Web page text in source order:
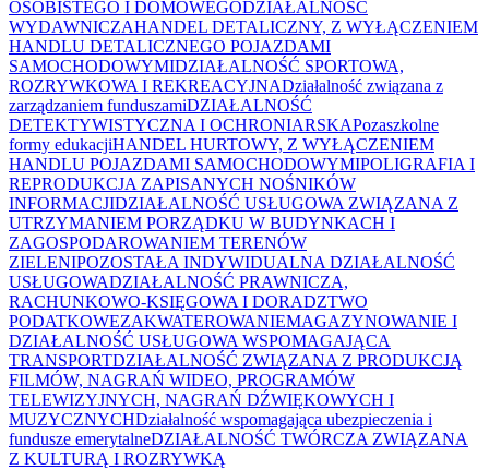
OSOBISTEGO I DOMOWEGODZIAŁALNOŚĆ
WYDAWNICZAHANDEL DETALICZNY, Z WYŁĄCZENIEM
HANDLU DETALICZNEGO POJAZDAMI
SAMOCHODOWYMIDZIAŁALNOŚĆ SPORTOWA,
ROZRYWKOWA I REKREACYJNADziałalność związana z
zarządzaniem funduszamiDZIAŁALNOŚĆ
DETEKTYWISTYCZNA I OCHRONIARSKAPozaszkolne
formy edukacjiHANDEL HURTOWY, Z WYŁĄCZENIEM
HANDLU POJAZDAMI SAMOCHODOWYMIPOLIGRAFIA I
REPRODUKCJA ZAPISANYCH NOŚNIKÓW
INFORMACJIDZIAŁALNOŚĆ USŁUGOWA ZWIĄZANA Z
UTRZYMANIEM PORZĄDKU W BUDYNKACH I
ZAGOSPODAROWANIEM TERENÓW
ZIELENIPOZOSTAŁA INDYWIDUALNA DZIAŁALNOŚĆ
USŁUGOWADZIAŁALNOŚĆ PRAWNICZA,
RACHUNKOWO-KSIĘGOWA I DORADZTWO
PODATKOWEZAKWATEROWANIEMAGAZYNOWANIE I
DZIAŁALNOŚĆ USŁUGOWA WSPOMAGAJĄCA
TRANSPORTDZIAŁALNOŚĆ ZWIĄZANA Z PRODUKCJĄ
FILMÓW, NAGRAŃ WIDEO, PROGRAMÓW
TELEWIZYJNYCH, NAGRAŃ DŹWIĘKOWYCH I
MUZYCZNYCHDziałalność wspomagająca ubezpieczenia i
fundusze emerytalneDZIAŁALNOŚĆ TWÓRCZA ZWIĄZANA
Z KULTURĄ I ROZRYWKĄ